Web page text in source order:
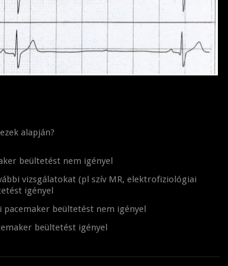
alapján?
beültetést nem igényel
vizsgálatokat (pl szív MR, elektrofiziológiai
igényel
beültetést nem igényel
beültetést igényel